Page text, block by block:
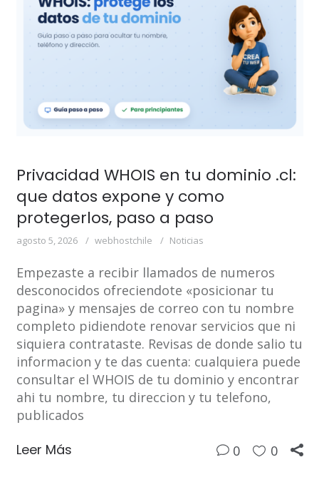
Privacidad WHOIS en tu dominio .cl:
que datos expone y como
protegerlos, paso a paso
agosto 5, 2026 webhostchile Noticias
Empezaste a recibir llamados de numeros
desconocidos ofreciendote «posicionar tu
pagina» y mensajes de correo con tu nombre
completo pidiendote renovar servicios que ni
siquiera contrataste. Revisas de donde salio tu
informacion y te das cuenta: cualquiera puede
consultar el WHOIS de tu dominio y encontrar
ahi tu nombre, tu direccion y tu telefono,
publicados
Leer Más 0 0